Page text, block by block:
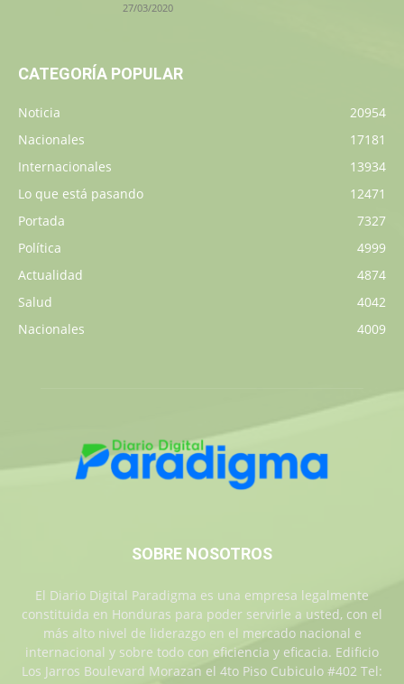
27/03/2020
CATEGORÍA POPULAR
Noticia
20954
Nacionales
17181
Internacionales
13934
Lo que está pasando
12471
Portada
7327
Política
4999
Actualidad
4874
Salud
4042
Nacionales
4009
SOBRE NOSOTROS
El Diario Digital Paradigma es una empresa legalmente
constituida en Honduras para poder servirle a usted, con el
más alto nivel de liderazgo en el mercado nacional e
internacional y sobre todo con eficiencia y eficacia. Edificio
Los Jarros Boulevard Morazan el 4to Piso Cubiculo #402 Tel: